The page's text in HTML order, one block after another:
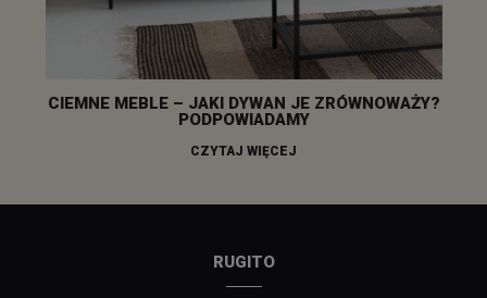
CIEMNE MEBLE – JAKI DYWAN JE ZRÓWNOWAŻY?
PODPOWIADAMY
CZYTAJ WIĘCEJ
RUGITO